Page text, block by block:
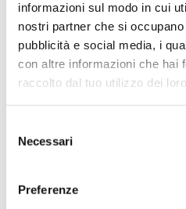
informazioni sul modo in cui
nostri partner che si
pubblicità e social media, i
con altre informazioni che hai
raccolto dal tuo utilizzo dei
delNecessari
Preferenze
Patologia generale del
biomediche dell’Università di
Comitato Tecnico Scientifico
la
primo vaccino è la corretta
principali dubbi riguardo i